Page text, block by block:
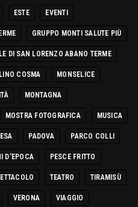
ESTE EVENTI
GRUPPO MONTI SALUTE PIÙ
DI SAN LORENZO ABANO TERME
COSMA MONSELICE
MONTAGNA
MOSTRA FOTOGRAFICA MUSICA
PADOVA PARCO COLLI
D'EPOCA PESCE FRITTO
TEATRO TIRAMISÙ
VERONA VIAGGIO